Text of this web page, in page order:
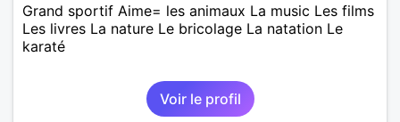
Grand sportif Aime= les animaux La music Les films
Les livres La nature Le bricolage La natation Le
karaté
Voir le profil